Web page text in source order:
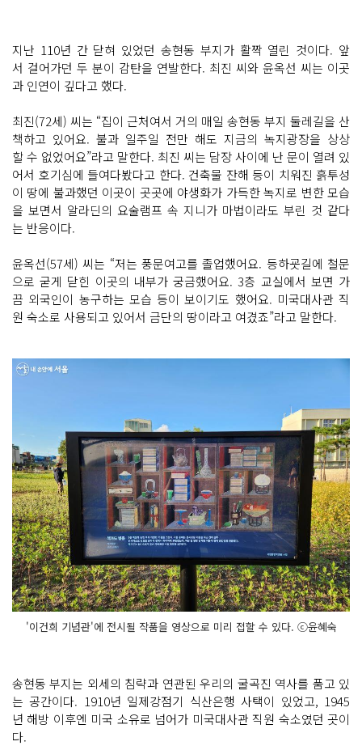
지난 110년 간 닫혀 있었던 송현동 부지가 활짝 열린 것이다. 앞
서 걸어가던 두 분이 감탄을 연발한다. 최진 씨와 윤옥선 씨는 이곳
과 인연이 깊다고 했다.
최진(72세) 씨는 “집이 근처여서 거의 매일 송현동 부지 둘레길을 산
책하고 있어요. 불과 일주일 전만 해도 지금의 녹지광장을 상상
할 수 없었어요”라고 말한다. 최진 씨는 담장 사이에 난 문이 열려 있
어서 호기심에 들여다봤다고 한다. 건축물 잔해 등이 치워진 흙투성
이 땅에 불과했던 이곳이 곳곳에 야생화가 가득한 녹지로 변한 모습
을 보면서 알라딘의 요술램프 속 지니가 마법이라도 부린 것 같다
는 반응이다.
윤옥선(57세) 씨는 “저는 풍문여고를 졸업했어요. 등하굣길에 철문
으로 굳게 닫힌 이곳의 내부가 궁금했어요. 3층 교실에서 보면 가
끔 외국인이 농구하는 모습 등이 보이기도 했어요. 미국대사관 직
원 숙소로 사용되고 있어서 금단의 땅이라고 여겼죠”라고 말한다.
'이건희 기념관'에 전시될 작품을 영상으로 미리 접할 수 있다. ⓒ윤혜숙
송현동 부지는 외세의 침략과 연관된 우리의 굴곡진 역사를 품고 있
는 공간이다. 1910년 일제강점기 식산은행 사택이 있었고, 1945
년 해방 이후엔 미국 소유로 넘어가 미국대사관 직원 숙소였던 곳이
다.